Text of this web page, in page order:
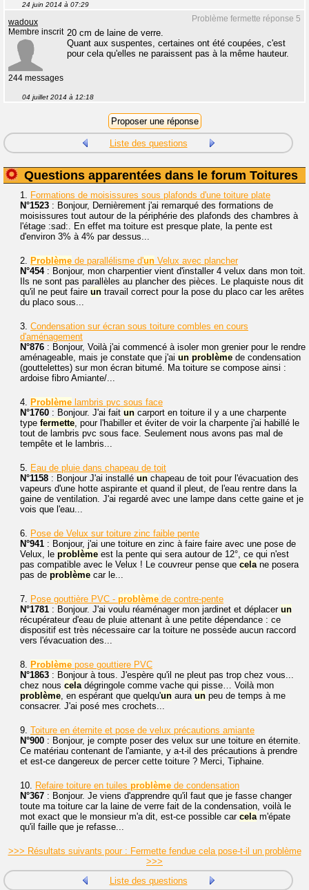
24 juin 2014 à 07:29
Problème fermette réponse 5
wadoux
Membre inscrit
244 messages
20 cm de laine de verre.
Quant aux suspentes, certaines ont été coupées, c'est
pour cela qu'elles ne paraissent pas à la même hauteur.
04 juillet 2014 à 12:18
Liste des questions
Questions apparentées dans le forum Toitures
1. Formations de moisissures sous plafonds d'une toiture plate
N°1523 : Bonjour, Dernièrement j'ai remarqué des formations de
moisissures tout autour de la périphérie des plafonds des chambres à
l'étage :sad:. En effet ma toiture est presque plate, la pente est
d'environ 3% à 4% par dessus...
2. Problème de parallélisme d'un Velux avec plancher
N°454: Bonjour, mon charpentier vient d'installer 4 velux dans mon toit.
Ils ne sont pas parallèles au plancher des pièces. Le plaquiste nous dit
qu'il ne peut faire un travail correct pour la pose du placo car les arêtes
du placo sous...
3. Condensation sur écran sous toiture combles en cours
d'aménagement
N°876 : Bonjour, Voilà j'ai commencé à isoler mon grenier pour le rendre
aménageable, mais je constate que j'ai un problème de condensation
(gouttelettes) sur mon écran bitumé. Ma toiture se compose ainsi :
ardoise fibro Amiante/...
4. Problème lambris pvc sous face
N°1760 : Bonjour. J'ai fait un carport en toiture il y a une charpente
type fermette, pour l'habiller et éviter de voir la charpente j'ai habillé le
tout de lambris pvc sous face. Seulement nous avons pas mal de
tempête et le lambris...
5. Eau de pluie dans chapeau de toit
N°1158 : Bonjour J'ai installé un chapeau de toit pour l'évacuation des
vapeurs d'une hotte aspirante et quand il pleut, de l'eau rentre dans la
gaine de ventilation. J'ai regardé avec une lampe dans cette gaine et je
vois que l'eau...
6. Pose de Velux sur toiture zinc faible pente
N°941 : Bonjour, j'ai une toiture en zinc à faire faire avec une pose de
Velux, le problème est la pente qui sera autour de 12°, ce qui n'est
pas compatible avec le Velux ! Le couvreur pense que celane posera
pas de problème car le...
7. Pose gouttière PVC - problème de contre-pente
N°1781 : Bonjour. J'ai voulu réaménager mon jardinet et déplacer un
récupérateur d'eau de pluie attenant à une petite dépendance : ce
dispositif est très nécessaire car la toiture ne possède aucun raccord
vers l'évacuation des...
8. Problème pose gouttiere PVC
N°1863 : Bonjour à tous. J'espère qu'il ne pleut pas trop chez vous...
chez nous celadégringole comme vache qui pisse… Voilà mon
problème, en espérant que quelqu'un aura un peu de temps à me
consacrer. J'ai posé mes crochets...
9. Toiture en éternite et pose de velux précautions amiante
N°900 : Bonjour, je compte poser des velux sur une toiture en éternite.
Ce matériau contenant de l'amiante, y a-t-il des précautions à prendre
et est-ce dangereux de percer cette toiture ? Merci, Tiphaine.
10. Refaire toiture en tuiles problème de condensation
N°367 : Bonjour. Je viens d'apprendre qu'il faut que je fasse changer
toute ma toiture car la laine de verre fait de la condensation, voilà le
mot exact que le monsieur m'a dit, est-ce possible car celam'épate
qu'il faille que je refasse...
>>> Résultats suivants pour : Fermette fendue cela pose-t-il un problème
>>>
Liste des questions